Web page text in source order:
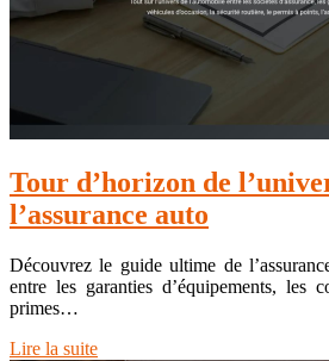
Tour d’horizon de
l’assurance auto
Découvrez le guide ultime de
entre les garanties d’équipements, les
primes…
Lire la suite